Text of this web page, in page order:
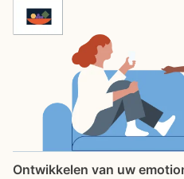
Ontwikkelen van uw